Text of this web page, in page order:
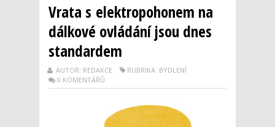
Vrata s elektropohonem na
dálkové ovládání jsou dnes
standardem
AUTOR: REDAKCE
RUBRIKA: BYDLENÍ
0 KOMENTÁŘŮ